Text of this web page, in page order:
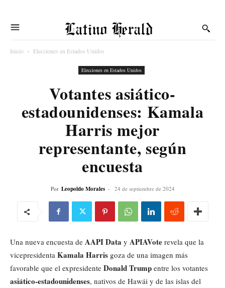
Latino Herald
Inicio Elecciones en Estados Unidos
Elecciones en Estados Unidos
Votantes asiático-
estadounidenses: Kamala
Harris mejor
representante, según
encuesta
Por Leopoldo Morales - 24 de septiembre de 2024
Una nueva encuesta de AAPI Data y APIAVote revela que la
vicepresidenta Kamala Harris goza de una imagen más
favorable que el expresidente Donald Trump entre los votantes
asiático-estadounidenses, nativos de Hawái y de las islas del